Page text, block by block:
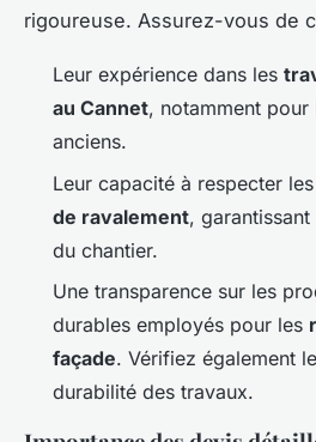
rigoureuse. Assurez-vous de
Leur expérience dans les
au Cannet, notamment pour
anciens.
Leur capacité à respecter les
de ravalement,
du chantier.
Une transparence sur les
durables employés pour les
façade. Vérifiez également
durabilité des travaux.